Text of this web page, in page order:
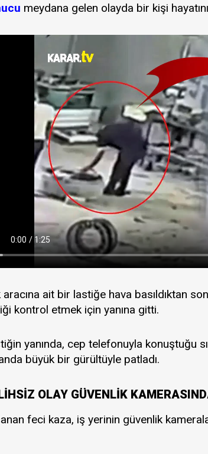
meydana gelen olayda bir kişi
aracına ait bir lastiğe hava basıldıktan
kontrol etmek için yanına gitti.
yanında, cep telefonuyla konuştuğu
büyük bir gürültüyle patladı.
OLAY GÜVENLİK
feci kaza, iş yerinin güvenlik